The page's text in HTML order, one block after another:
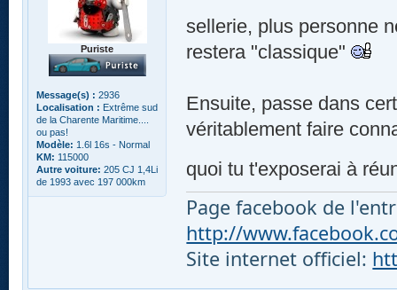
Puriste
Message(s) : 2936
Localisation : Extrême sud
de la Charente Maritime....
ou pas!
Modèle: 1.6l 16s - Normal
KM: 115000
Autre voiture: 205 CJ 1,4Li
de 1993 avec 197 000km
sellerie, plus personne
restera "classique"
Ensuite, passe dans
véritablement faire
quoi tu t'exposerai à
Page facebook de
http://
Site internet officiel: